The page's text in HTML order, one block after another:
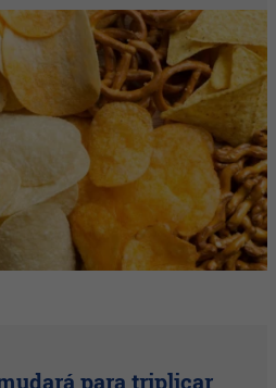
para triplicar